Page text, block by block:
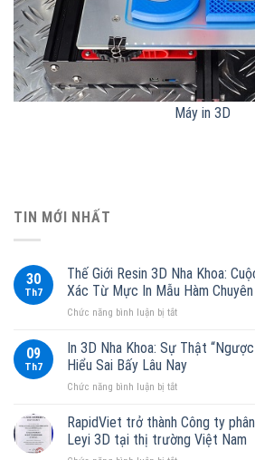
Máy in 3D
TIN MỚI NHẤT
30
Th7
Thế Giới Resin 3D Nha Khoa:
Xác Từ Mực In Mẫu Hàm
Chức năng bình luận bị tắtở
Giới
Resin
3D
Nha
Cuộc
Cách
Mạng
09
Th7
In 3D Nha Khoa: Sự Thật
Hiểu Sai Bấy Lâu Nay
Chức năng bình luận bị tắtở
3D
Khoa:
RapidViet trở thành Công ty
Leyi 3D tại thị trường Việt Nam